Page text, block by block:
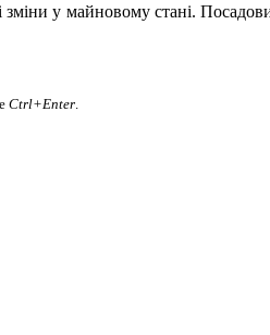
зміни у майновому стані.
Ctrl+Enter